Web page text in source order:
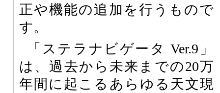
正や機能の追加を行うもので
す。
「ステラナビゲータ Ver.9」
は、過去から未来までの20万
年間に起こるあらゆる天文現